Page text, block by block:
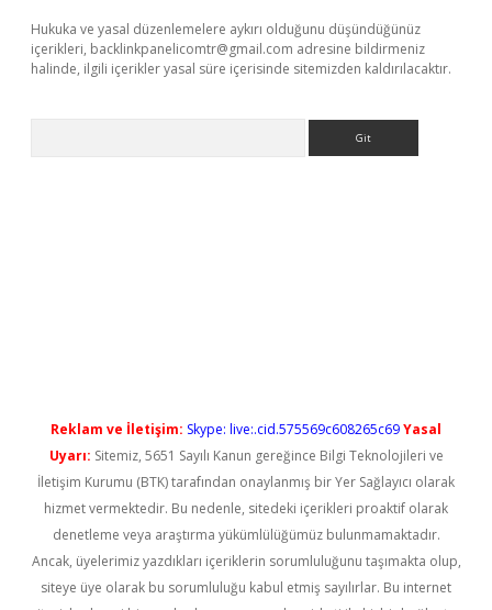
Hukuka ve yasal düzenlemelere aykırı olduğunu düşündüğünüz
içerikleri, backlinkpanelicomtr@gmail.com adresine bildirmeniz
halinde, ilgili içerikler yasal süre içerisinde sitemizden kaldırılacaktır.
Reklam ve İletişim: Skype: live:.cid.575569c608265c69Yasal
Uyarı: Sitemiz, 5651 Sayılı Kanun gereğince Bilgi Teknolojileri ve
İletişim Kurumu (BTK) tarafından onaylanmış bir Yer Sağlayıcı olarak
hizmet vermektedir. Bu nedenle, sitedeki içerikleri proaktif olarak
denetleme veya araştırma yükümlülüğümüz bulunmamaktadır.
Ancak, üyelerimiz yazdıkları içeriklerin sorumluluğunu taşımakta olup,
siteye üye olarak bu sorumluluğu kabul etmiş sayılırlar. Bu internet